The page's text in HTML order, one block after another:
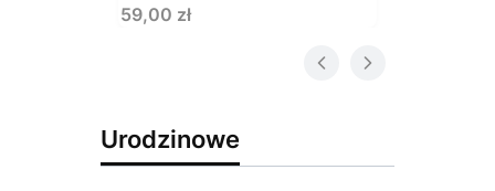
Cena
59,00 zł
Urodzinowe